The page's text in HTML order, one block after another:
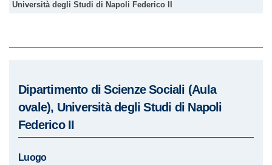
Università degli Studi di Napoli Federico II
Dipartimento di Scienze Sociali (Aula
ovale), Università degli Studi di Napoli
Federico II
Luogo